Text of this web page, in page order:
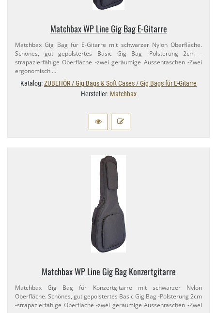
Matchbax WP Line Gig Bag E-​Gitarre
Matchbax Gig Bag für E-​Gitarre mit schwarzer Nylon Oberfläche.
Schönes, gut gepolstertes Basic Gig Bag -Polsterung 2cm -
strapazierfähige Oberfläche -zwei geräumige Aussentaschen -Zwei
ergonomisch …
Katalog:ZUBEHÖR / Gig Bags & Soft Cases / Gig Bags für E-Gitarre
Hersteller: Matchbax
Matchbax WP Line Gig Bag Konzertgitarre
Matchbax Gig Bag für Konzertgitarre mit schwarzer Nylon
Oberfläche. Schönes, gut gepolstertes Basic Gig Bag -Polsterung 2cm
-strapazierfähige Oberfläche -zwei geräumige Aussentaschen -Zwei